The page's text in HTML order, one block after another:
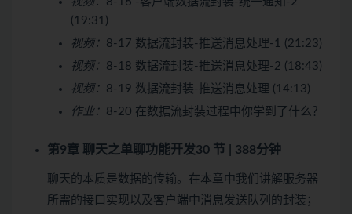
(19:31)
视频： 8-17 数据流封装-推送消息处理-1 (21:23)
视频： 8-18 数据流封装-推送消息处理-2 (18:43)
视频： 8-19 数据流封装-推送消息处理 (14:13)
作业： 8-20 在数据流封装过程中你学到了什么？
第9章 聊天之单聊功能开发30 节 | 388分钟
聊天的本质是数据的传输。在本章中我们讲解服务器
所需的接口实现以及客户端中消息发送队列的封装；